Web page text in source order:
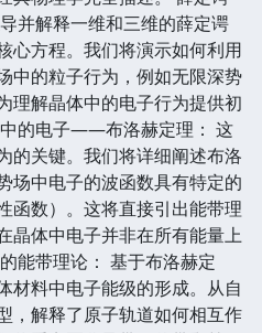
并解释一维和三维的薛定谔
心方程。我们将演示如何利用
中的粒子行为，例如无限深势
理解晶体中的电子行为提供初
的电子——布洛赫定理： 这
的关键。我们将详细阐述布洛
场中电子的波函数具有特定的
函数）。这将直接引出能带理
晶体中电子并非在所有能量上
能带理论： 基于布洛赫定
材料中电子能级的形成。从自
，解释了原子轨道如何相互作